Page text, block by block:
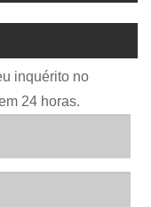
inquérito no
24 horas.